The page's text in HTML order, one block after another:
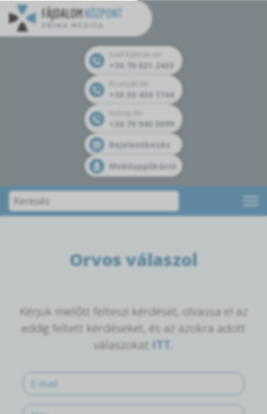
+36 70 621 2433
+36 30 434 1744
+36 70 940 0099
Bejelentkezés
Mobilapplikáció
Orvos válaszol
Kérjük mielőtt felteszi kérdését, olvassa el az
eddig feltett kérdéseket, és az azokra adott
válaszokat ITT.